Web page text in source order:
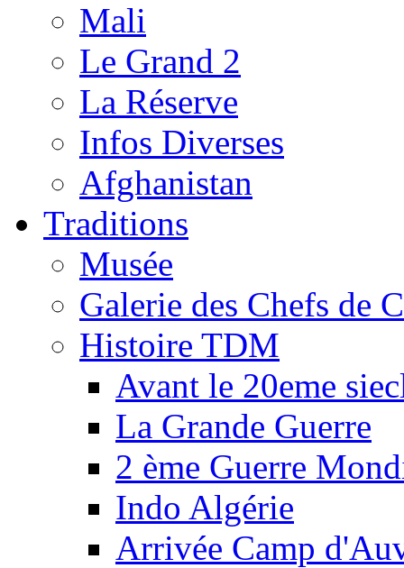
Mali
Le Grand 2
La Réserve
Infos Diverses
Afghanistan
Traditions
Musée
Galerie des Chefs de
Histoire TDM
Avant le 20eme
La Grande Guerre
2 ème Guerre
Indo Algérie
Arrivée Camp